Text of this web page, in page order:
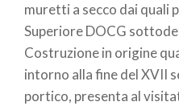
muretti a secco dai quali
Superiore DOCG
Costruzione in origine
intorno alla fine del XVII
portico, presenta al